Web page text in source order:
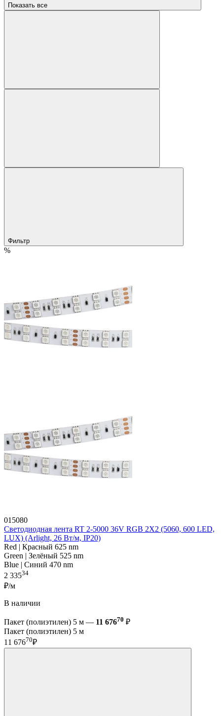
Показать все
Фильтр
%
015080
Светодиодная лента RT 2-5000 36V RGB 2X2 (5060, 600 LED,
LUX) (Arlight, 26 Вт/м, IP20)
Red | Красный 625 nm
Green | Зелёный 525 nm
Blue | Синий 470 nm
2 33534
₽/м
В наличии
Пакет (полиэтилен) 5 м — 11 67670 ₽
Пакет (полиэтилен) 5 м
11 67670₽